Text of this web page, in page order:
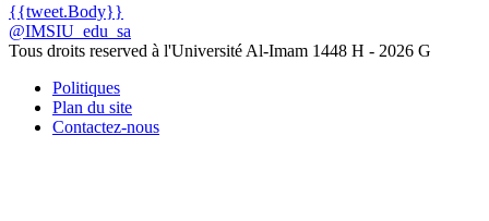
{{tweet.Body}}
@IMSIU_edu_sa
Tous droits reserved à l'Université Al-Imam 1448 H - 2026 G
Politiques
Plan du site
Contactez-nous